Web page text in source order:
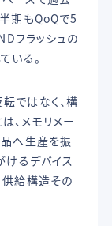
期もQoQで5
フラッシュの
いる。
ではなく、構
、メモリメー
へ生産を振
けるデバイス
供給構造その